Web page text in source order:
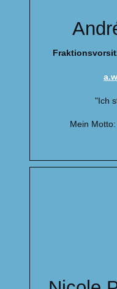
"Ich
Mein